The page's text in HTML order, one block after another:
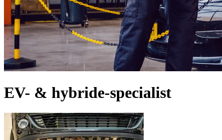
EV- & hybride-specialist